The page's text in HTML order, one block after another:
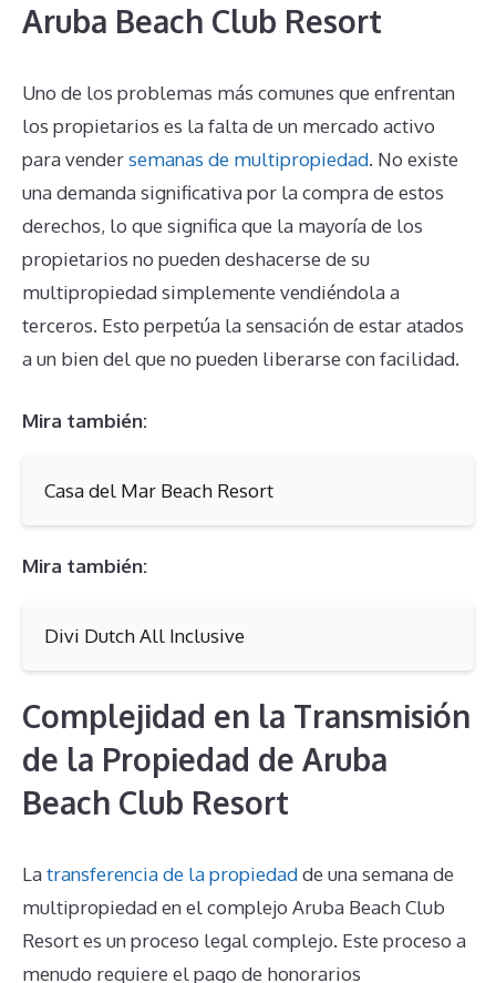
Aruba Beach Club Resort
Uno de los problemas más comunes que enfrentan
los propietarios es la falta de un mercado activo
para vendersemanas de multipropiedad. No existe
una demanda significativa por la compra de estos
derechos, lo que significa que la mayoría de los
propietarios no pueden deshacerse de su
multipropiedad simplemente vendiéndola a
terceros. Esto perpetúa la sensación de estar atados
a un bien del que no pueden liberarse con facilidad.
Mira también:
Casa del Mar Beach Resort
Mira también:
Divi Dutch All Inclusive
Complejidad en la Transmisión
de la Propiedad de Aruba
Beach Club Resort
Latransferencia de la propiedadde una semana de
multipropiedad en el complejo Aruba Beach Club
Resort es un proceso legal complejo. Este proceso a
menudo requiere el pago de honorarios